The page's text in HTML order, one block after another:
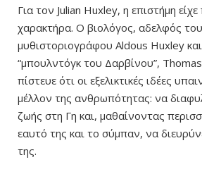
Για τον Julian Huxley, η επιστήμη
χαρακτήρα. Ο βιολόγος, αδελφός του
μυθιστοριογράφου Aldous Huxley
“μπουλντόγκ του Δαρβίνου”,
πίστευε ότι οι εξελικτικές ιδέες
μέλλον της ανθρωπότητας: να
ζωής στη Γη και, μαθαίνοντας
εαυτό της και το σύμπαν, να
της.